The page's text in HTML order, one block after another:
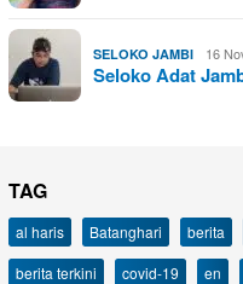
SELOKO JAMBI 16
Seloko Adat
TAG
al haris Batanghari berita
berita terkini
covid-19 en